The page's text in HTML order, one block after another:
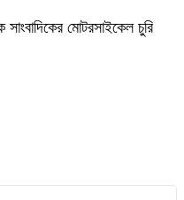
সাংবাদিকের মোটরসাইকেল চুরি